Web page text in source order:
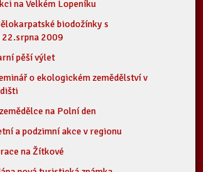
na Velkém Lopeníku
biodožínky s
2009
pěší výlet
o ekologickém zemědělství v
na Polní den
a podzimní akce v regionu
na Žítkové